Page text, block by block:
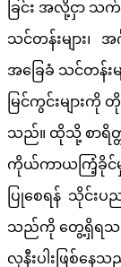
ခြင်း အလို့ငှာ သ
သင်တန်းများ၊ အ
အခြေခံ သင်တန်း
မြင်ကွင်းများကို
သည်။ ထိုသို့ စာရိတ္
ကိုယ်ကာယကြံ့ခိုင်
ပြုစေရန် သိုင်းပ
သည်ကို တွေ့ရှိရသ
လုနီးပါးဖြစ်နေသ